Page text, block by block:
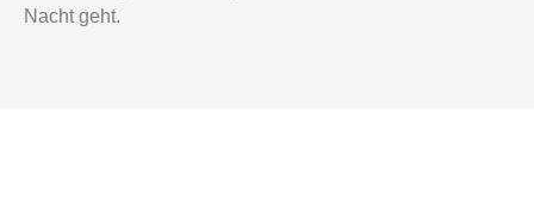
Nacht geht.